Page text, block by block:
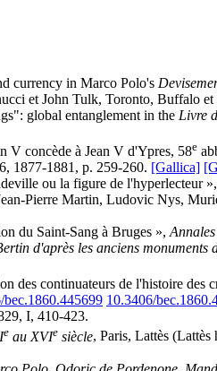
currency in Marco Polo's
et John Tulk, Toronto, Buffalo
global entanglement in the Livre
V concède à Jean V d'Ypres, 58e
1877-1881, p. 259-260. [Gallica]
ou la figure de l'hyperlecteur »,
Pierre Martin, Ludovic Nys,
du Saint-Sang à Bruges »,
d'après les anciens monuments
des continuateurs de l'histoire des
bec.1860.445699 10.3406/
I, 410-423.
e au XVIe siècle, Paris, Lattès (Lattès